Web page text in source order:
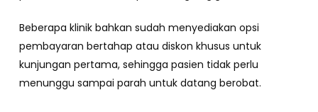
Beberapa klinik bahkan sudah menyediakan opsi
pembayaran bertahap atau diskon khusus untuk
kunjungan pertama, sehingga pasien tidak perlu
menunggu sampai parah untuk datang berobat.